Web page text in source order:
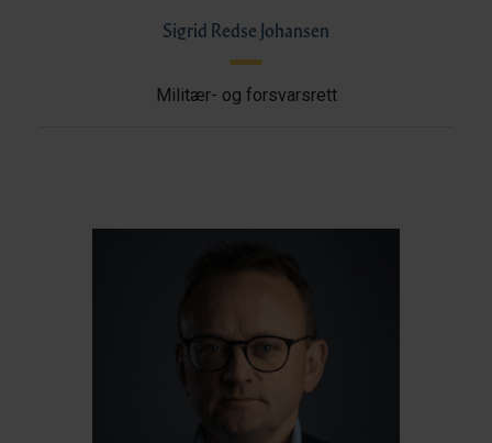
Sigrid Redse Johansen
Militær- og forsvarsrett